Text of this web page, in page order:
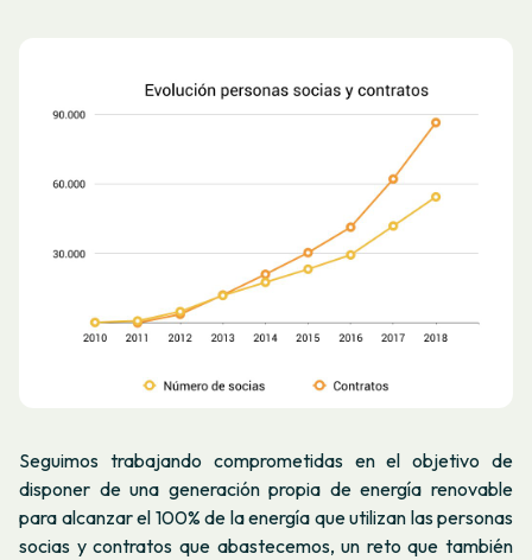
Seguimos trabajando comprometidas en el objetivo de
disponer de una generación propia de energía renovable
para alcanzar el 100% de la energía que utilizan las personas
socias y contratos que abastecemos, un reto que también